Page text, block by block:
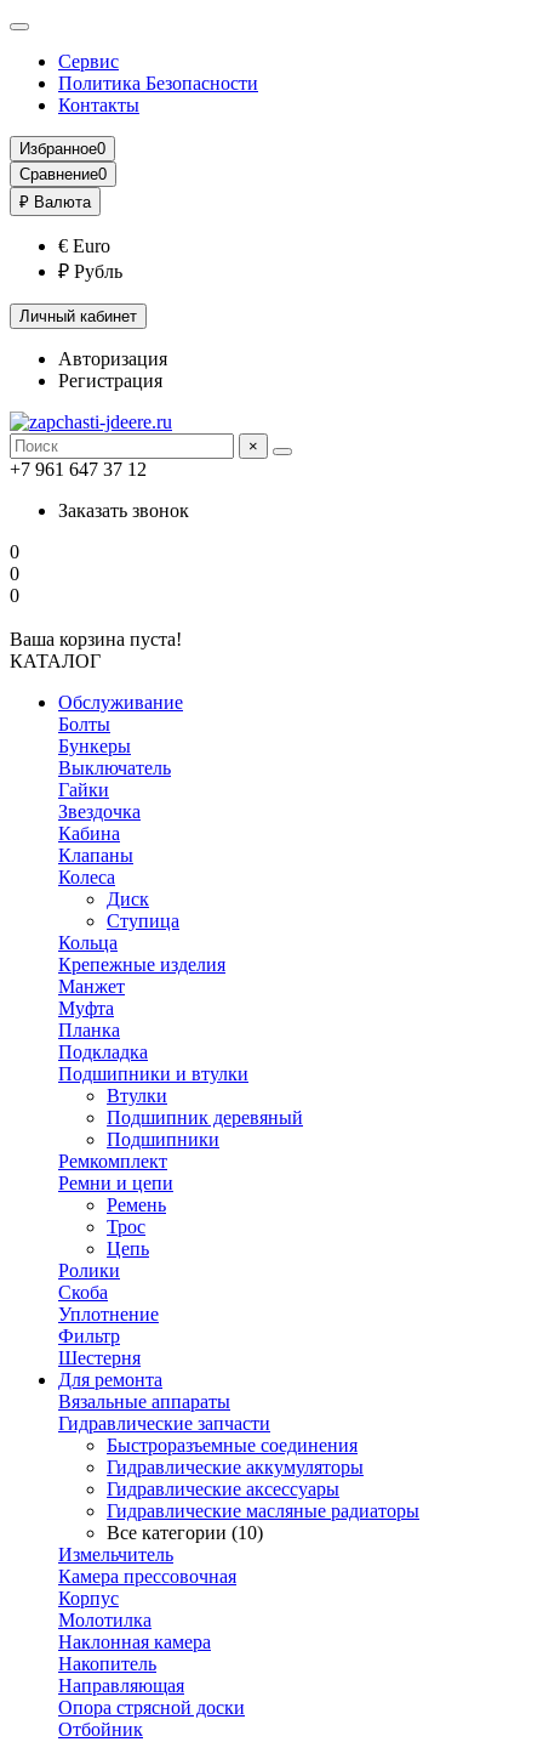
Сервис
Политика Безопасности
Контакты
Избранное0
Сравнение0
₽ Валюта
€ Euro
₽ Рубль
Личный кабинет
Авторизация
Регистрация
×
+7 961 647 37 12
Заказать звонок
0
0
0
Ваша корзина пуста!
КАТАЛОГ
Обслуживание
Болты
Бункеры
Выключатель
Гайки
Звездочка
Кабина
Клапаны
Колеса
Диск
Ступица
Кольца
Крепежные изделия
Манжет
Муфта
Планка
Подкладка
Подшипники и втулки
Втулки
Подшипник деревяный
Подшипники
Ремкомплект
Ремни и цепи
Ремень
Трос
Цепь
Ролики
Скоба
Уплотнение
Фильтр
Шестерня
Для ремонта
Вязальные аппараты
Гидравлические запчасти
Быстроразъемные соединения
Гидравлические аккумуляторы
Гидравлические аксессуары
Гидравлические масляные радиаторы
Все категории (10)
Измельчитель
Камера прессовочная
Корпус
Молотилка
Наклонная камера
Накопитель
Направляющая
Опора стрясной доски
Отбойник